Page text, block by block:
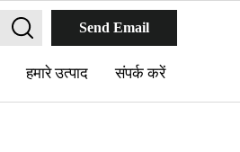
Send Email
हमारे उत्पाद संपर्क करें